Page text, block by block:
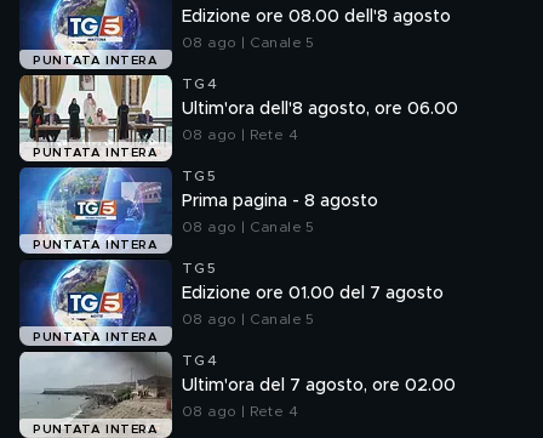
PUNTATA INTERA
Edizione ore 08.00 dell'8 agosto
08 ago | Canale 5
PUNTATA INTERA
TG4
Ultim'ora dell'8 agosto, ore 06.00
08 ago | Rete 4
PUNTATA INTERA
TG5
Prima pagina - 8 agosto
08 ago | Canale 5
PUNTATA INTERA
TG5
Edizione ore 01.00 del 7 agosto
08 ago | Canale 5
PUNTATA INTERA
TG4
Ultim'ora del 7 agosto, ore 02.00
08 ago | Rete 4